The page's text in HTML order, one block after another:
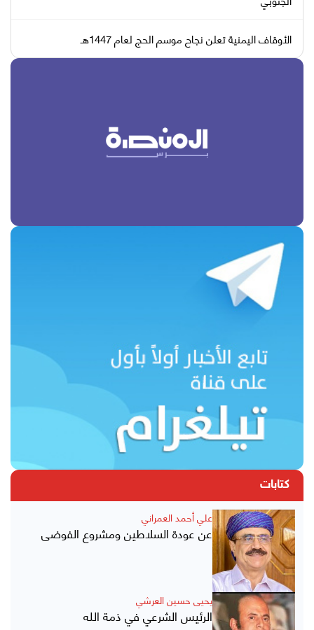
الأوقاف اليمنية تعلن نجاح موسم الحج لعام 1447هـ
كتابات
علي أحمد العمراني
عن عودة السلاطين ومشروع الفوضى
يحيى حسين العرشي
الرئيس الشرعي في ذمة الله